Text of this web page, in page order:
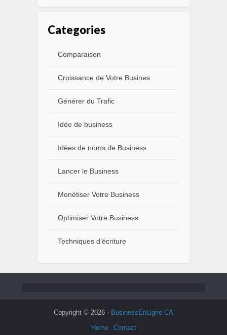
Categories
Comparaison
Croissance de Votre Busines
Générer du Trafic
Idée de business
Idées de noms de Business
Lancer le Business
Monétiser Votre Business
Optimiser Votre Business
Techniques d’écriture
Copyright © 2026 - BusinessEnLigne.CA
Home
Contact